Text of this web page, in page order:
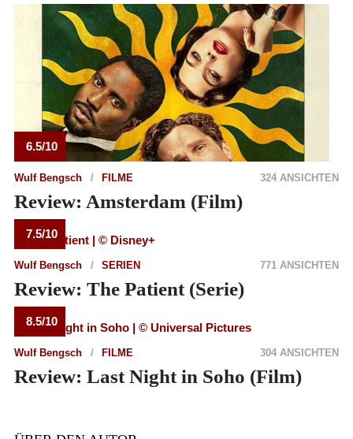
6.5/10
Wulf Bengsch FILME 324 ANSICHTEN
Review: Amsterdam (Film)
7.5/10
Wulf Bengsch SERIEN 771 ANSICHTEN
Review: The Patient (Serie)
8.5/10
Wulf Bengsch FILME 304 ANSICHTEN
Review: Last Night in Soho (Film)